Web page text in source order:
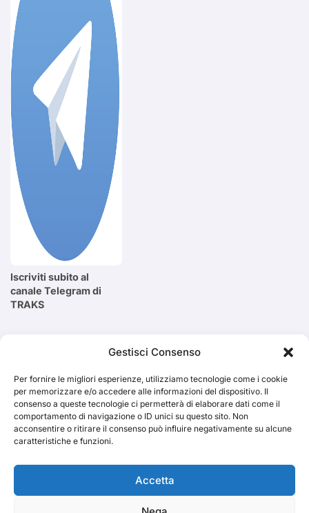
Gestisci Consenso
Per fornire le migliori esperienze, utilizziamo tecnologie come i cookie
per memorizzare e/o accedere alle informazioni del dispositivo. Il
consenso a queste tecnologie ci permetterà di elaborare dati come il
comportamento di navigazione o ID unici su questo sito. Non
acconsentire o ritirare il consenso può influire negativamente su alcune
caratteristiche e funzioni.
Accetta
Iscriviti subito al
canale Telegram di
TRAKS
Cerca
TRAKS